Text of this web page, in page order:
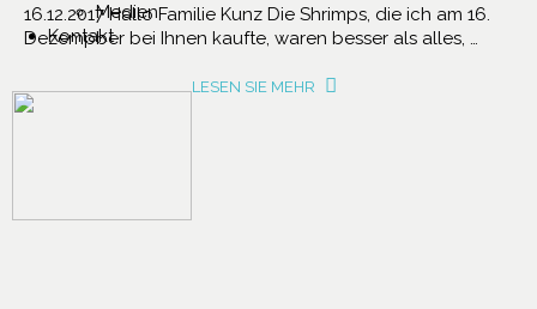
Medien
Kontakt
16.12.2017 Hallo Familie Kunz Die Shrimps, die ich am 16.
Dezempber bei Ihnen kaufte, waren besser als alles, …
LESEN SIE MEHR